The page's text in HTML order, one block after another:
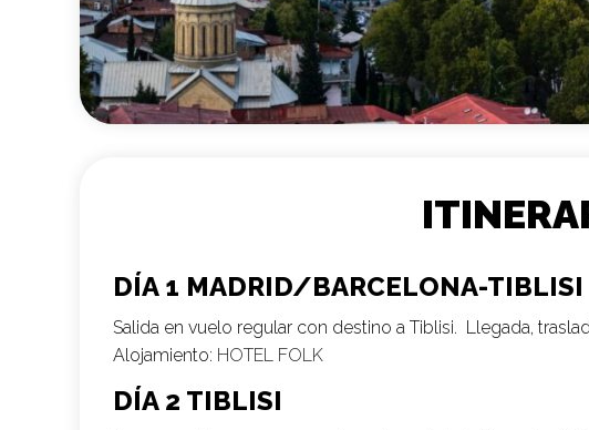
DÍA 1 MADRID/BARCELONA-TIBLISI
Salida en vuelo regular con destino a Tiblisi. Llegada,
Alojamiento: HOTEL FOLK
DÍA 2 TIBLISI